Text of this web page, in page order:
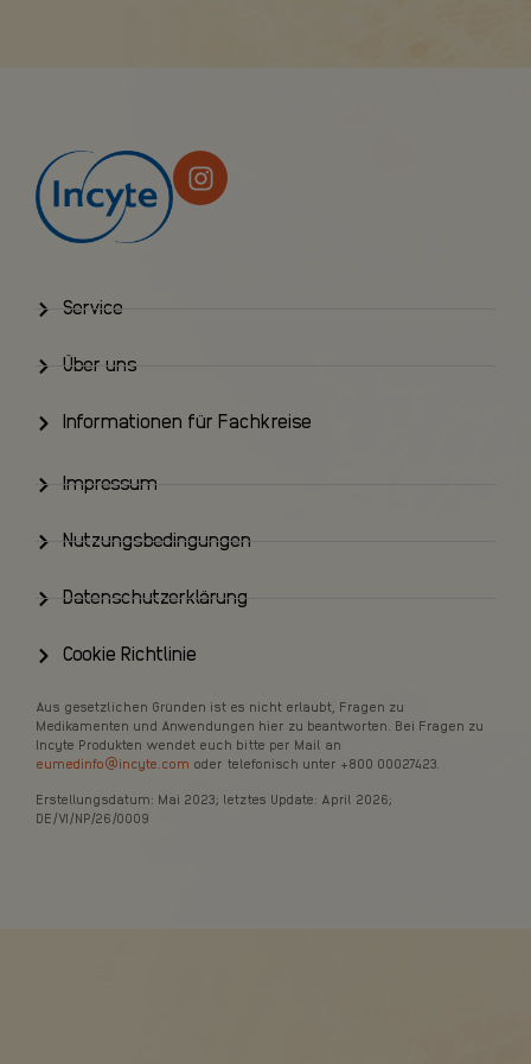
Service
Über uns
Informationen für Fachkreise
Impressum
Nutzungsbedingungen
Datenschutzerklärung
Cookie Richtlinie
Aus gesetzlichen Gründen ist es nicht erlaubt, Fragen zu
Medikamenten und Anwendungen hier zu beantworten. Bei Fragen zu
Incyte Produkten wendet euch bitte per Mail an
eumedinfo@incyte.com oder telefonisch unter +800 00027423.
Erstellungsdatum: Mai 2023; letztes Update: April 2026;
DE/VI/NP/26/0009